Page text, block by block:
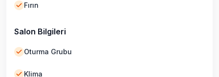
Fırın
Salon Bilgileri
Oturma Grubu
Klima